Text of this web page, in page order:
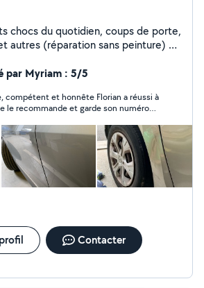
chocs du quotidien, coups de porte,
autres (réparation sans peinture) Je
par Myriam : 5/5
compétent et honnête Florian a réussi à
le recommande et garde son numéro
Contacter